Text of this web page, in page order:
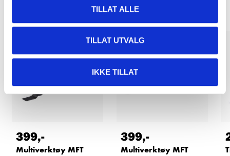
TILLAT ALLE
TILLAT UTVALG
IKKE TILLAT
399,-
Multiverktøy MFT
399,-
Multiverktøy MFT